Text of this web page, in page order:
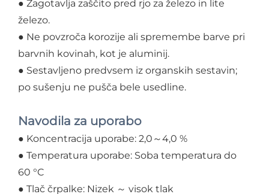
● Zagotavlja zaščito pred rjo za železo in lite
železo.
● Ne povzroča korozije ali spremembe barve pri
barvnih kovinah, kot je aluminij.
● Sestavljeno predvsem iz organskih sestavin;
po sušenju ne pušča bele usedline.
Navodila za uporabo
● Koncentracija uporabe: 2,0～4,0 %
● Temperatura uporabe: Soba temperatura do
60 °C
● Tlač črpalke: Nizek ～ visok tlak